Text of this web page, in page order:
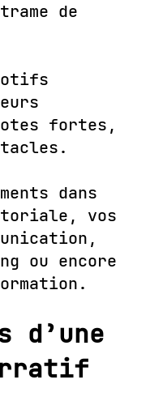
de
fortes,
dans
vos
ou encore
d’une